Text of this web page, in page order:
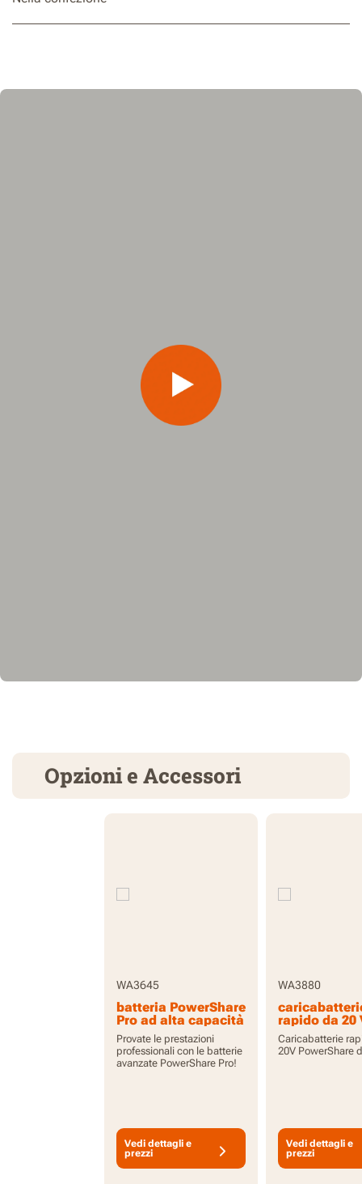
Opzioni e Accessori
WA3645
batteria PowerShare
Pro ad alta capacità
da 20V 5,0 Ah con
indicatore
Provate le prestazioni
professionali con le batterie
avanzate PowerShare Pro!
Vedi dettagli e
prezzi
WA3880
rapido da 20
ora
Caricabatterie
20V PowerShare
Vedi dettagli e
prezzi